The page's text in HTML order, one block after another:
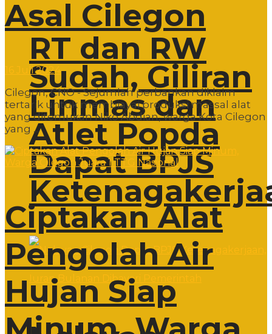
RT dan RW
Sudah, Giliran
Linmas dan
Atlet Popda
Dapat BPJS
Asal Cilegon
16 Juli 2024
Cilegon, CNO - Sejumlah perbankan diklaim
tertarik untuk membiayai produksi massal alat
yang ditemukan Niko Abdian, warga Kota Cilegon
yang ...
Ciptakan Alat
Pengolah Air
Hujan Siap